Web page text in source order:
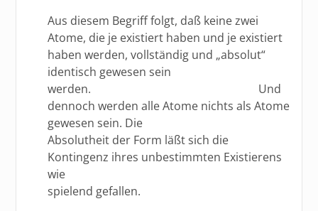
Aus diesem Begriff folgt, daß keine zwei
Atome, die je existiert haben und je existiert
haben werden, vollständig und „absolut“
identisch gewesen sein
werden. Und
dennoch werden alle Atome nichts als Atome
gewesen sein. Die
Absolutheit der Form läßt sich die
Kontingenz ihres unbestimmten Existierens
wie
spielend gefallen.